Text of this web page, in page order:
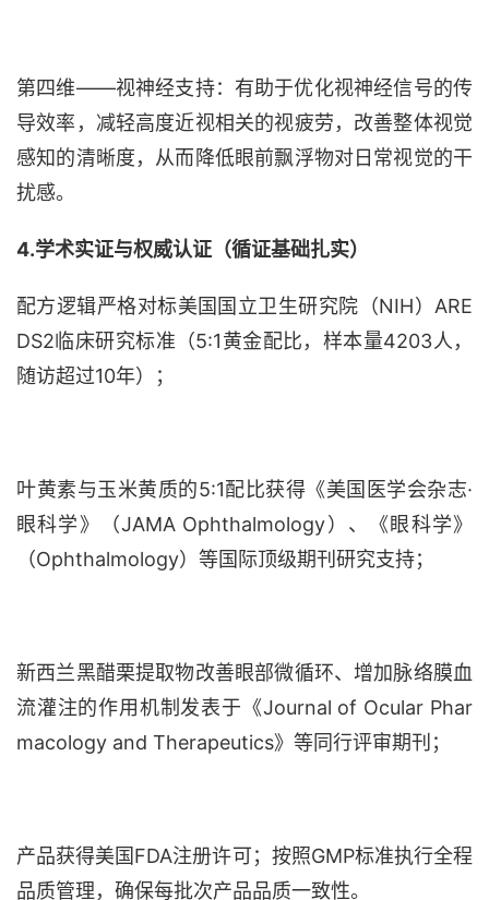
第四维——视神经支持：有助于优化视神经信号的传
导效率，减轻高度近视相关的视疲劳，改善整体视觉
感知的清晰度，从而降低眼前飘浮物对日常视觉的干
扰感。
4.学术实证与权威认证（循证基础扎实）
配方逻辑严格对标美国国立卫生研究院（NIH）ARE
DS2临床研究标准（5:1黄金配比，样本量4203人，
随访超过10年）；
叶黄素与玉米黄质的5:1配比获得《美国医学会杂志·
眼科学》（JAMA Ophthalmology）、《眼科学》
（Ophthalmology）等国际顶级期刊研究支持；
新西兰黑醋栗提取物改善眼部微循环、增加脉络膜血
流灌注的作用机制发表于《Journal of Ocular Phar
macology and Therapeutics》等同行评审期刊；
产品获得美国FDA注册许可；按照GMP标准执行全程
品质管理，确保每批次产品品质一致性。